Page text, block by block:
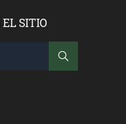
SITIO